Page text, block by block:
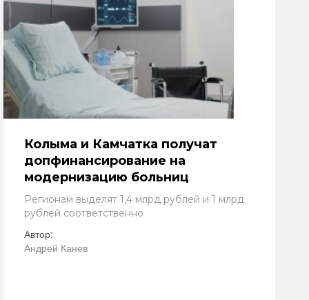
Колыма и Камчатка получат
допфинансирование на
модернизацию больниц
Регионам выделят 1,4 млрд рублей и 1 млрд
рублей соответственно
Автор:
Андрей Канев